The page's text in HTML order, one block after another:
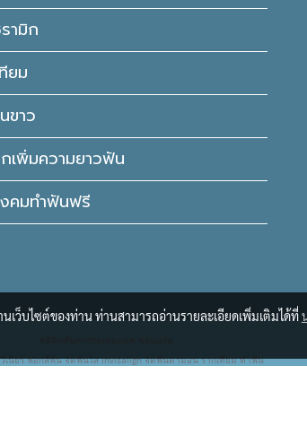
ามิก
ยม
าว
เพิ่มความยาวฟัน
คมทำฟันฟรี
เนียร์ ฟอกสีฟัน จัดฟันใส Invisalign จัดฟันดามอน รากเทียม ทำฟัน
ว็บไซต์ของท่าน ท่านสามารถอ่านรายละเอียดเพิ่มเติมได้ที่